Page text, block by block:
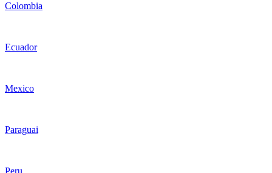
Colombia
Ecuador
Mexico
Paraguai
Peru